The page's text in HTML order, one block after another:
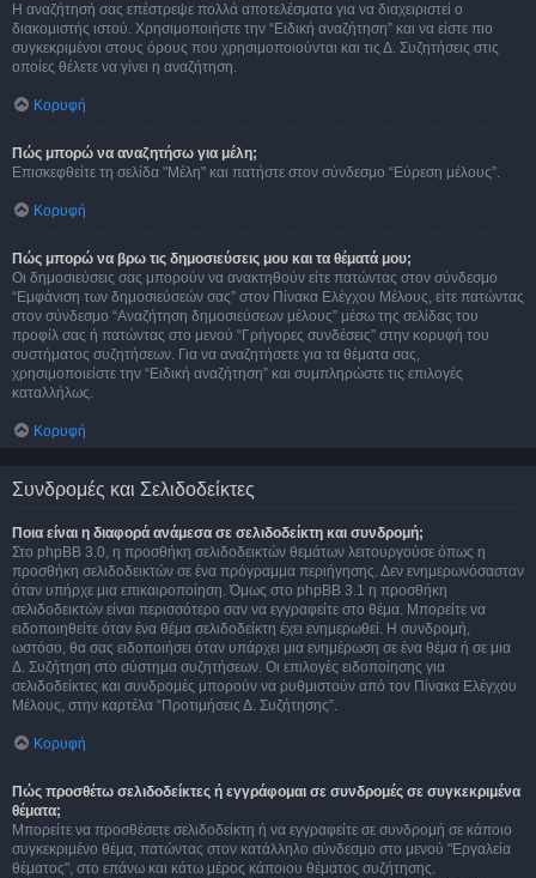
Η αναζήτησή σας επέστρεψε πολλά αποτελέσματα για να διαχειριστεί ο
διακομιστής ιστού. Χρησιμοποιήστε την “Ειδική αναζήτηση” και να είστε πιο
συγκεκριμένοι στους όρους που χρησιμοποιούνται και τις Δ. Συζητήσεις στις
οποίες θέλετε να γίνει η αναζήτηση.
Κορυφή
Πώς μπορώ να αναζητήσω για μέλη;
Επισκεφθείτε τη σελίδα "Μέλη" και πατήστε στον σύνδεσμο “Εύρεση μέλους”.
Κορυφή
Πώς μπορώ να βρω τις δημοσιεύσεις μου και τα θέματά μου;
Οι δημοσιεύσεις σας μπορούν να ανακτηθούν είτε πατώντας στον σύνδεσμο
“Εμφάνιση των δημοσιεύσεών σας” στον Πίνακα Ελέγχου Μέλους, είτε πατώντας
στον σύνδεσμο “Αναζήτηση δημοσιεύσεων μέλους” μέσω της σελίδας του
προφίλ σας ή πατώντας στο μενού “Γρήγορες συνδέσεις” στην κορυφή του
συστήματος συζητήσεων. Για να αναζητήσετε για τα θέματα σας,
χρησιμοποιείστε την “Ειδική αναζήτηση” και συμπληρώστε τις επιλογές
καταλλήλως.
Κορυφή
Συνδρομές και Σελιδοδείκτες
Ποια είναι η διαφορά ανάμεσα σε σελιδοδείκτη και συνδρομή;
Στο phpBB 3.0, η προσθήκη σελιδοδεικτών θεμάτων λειτουργούσε όπως η
προσθήκη σελιδοδεικτών σε ένα πρόγραμμα περιήγησης. Δεν ενημερωνόσασταν
όταν υπήρχε μια επικαιροποίηση. Όμως στο phpBB 3.1 η προσθήκη
σελιδοδεικτών είναι περισσότερο σαν να εγγραφείτε στο θέμα. Μπορείτε να
ειδοποιηθείτε όταν ένα θέμα σελιδοδείκτη έχει ενημερωθεί. Η συνδρομή,
ωστόσο, θα σας ειδοποιήσει όταν υπάρχει μια ενημέρωση σε ένα θέμα ή σε μια
Δ. Συζήτηση στο σύστημα συζητήσεων. Οι επιλογές ειδοποίησης για
σελιδοδείκτες και συνδρομές μπορούν να ρυθμιστούν από τον Πίνακα Ελέγχου
Μέλους, στην καρτέλα “Προτιμήσεις Δ. Συζήτησης”.
Κορυφή
Πώς προσθέτω σελιδοδείκτες ή εγγράφομαι σε συνδρομές σε συγκεκριμένα
θέματα;
Μπορείτε να προσθέσετε σελιδοδείκτη ή να εγγραφείτε σε συνδρομή σε κάποιο
συγκεκριμένο θέμα, πατώντας στον κατάλληλο σύνδεσμο στο μενού "Εργαλεία
θέματος", στο επάνω και κάτω μέρος κάποιου θέματος συζήτησης.